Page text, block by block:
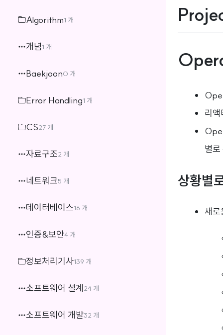
Algorithm1 개
개념1 개
Baekjoon0 개
Error Handling1 개
CS27 개
자료구조2 개
네트워크5 개
데이터베이스16 개
인증&보안4 개
정보처리기사139 개
소프트웨어 설계24 개
소프트웨어 개발32 개
리
별로
상황별
새